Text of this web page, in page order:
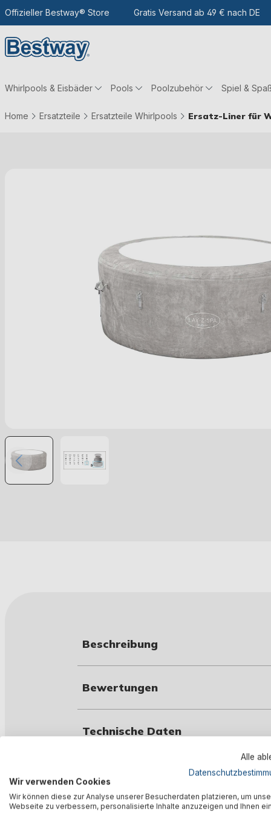
Hauptinhalt
Zur Suche
Zur Hauptnavigation
Offizieller Bestway® Store Gratis Versand ab 49 € nach DE
Whirlpools & Eisbäder Pools Poolzubehör Spiel &
Home Ersatzteile Ersatzteile Whirlpools Ersatz-Liner für
Beschreibung
Bewertungen
Technische Daten
Warnhinweise
Alle
Wir verwenden Cookies
Wir können diese zur Analyse unserer Besucherdaten platzieren, um
Webseite zu verbessern, personalisierte Inhalte anzuzeigen und Ihnen